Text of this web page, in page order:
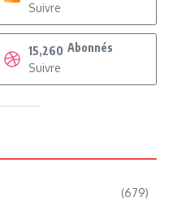
Suivre
15,260 Abonnés
Suivre
(679)